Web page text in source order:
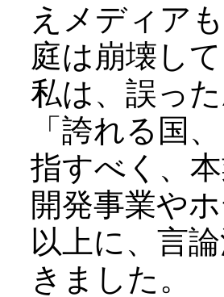
えメディア
庭は崩壊し
私は、誤っ
「誇れる国
指すべく、
開発事業や
以上に、言
きました。